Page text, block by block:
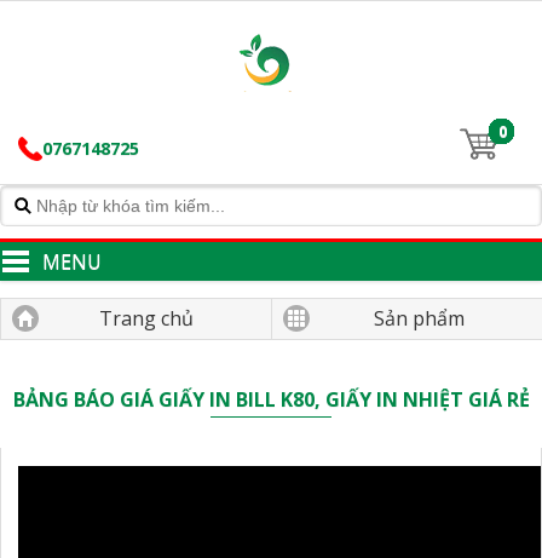
0767148725
0
MENU
Trang chủ Sản phẩm
BẢNG BÁO GIÁ GIẤY IN BILL K80, GIẤY IN NHIỆT GIÁ RẺ